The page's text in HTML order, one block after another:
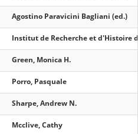
Agostino Paravicini Bagliani (ed.)
Institut de Recherche et d'Histoire
Green, Monica H.
Porro, Pasquale
Sharpe, Andrew N.
Mcclive, Cathy